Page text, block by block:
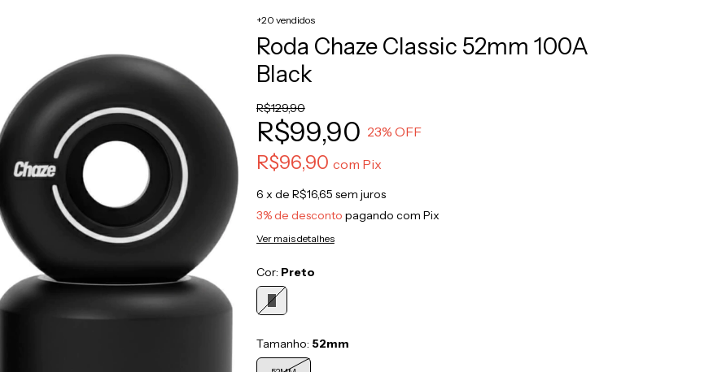
+20 vendidos
Roda Chaze Classic 52mm 100A
Black
R$129,90
R$99,90 23% OFF
R$96,90 com Pix
6 x de R$16,65 sem juros
3% de desconto pagando com Pix
Ver mais detalhes
Cor: Preto
Tamanho: 52mm